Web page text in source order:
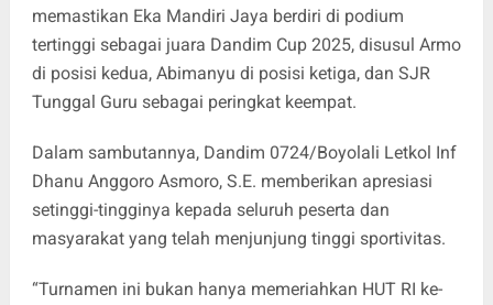
memastikan Eka Mandiri Jaya berdiri di podium
tertinggi sebagai juara Dandim Cup 2025, disusul Armo
di posisi kedua, Abimanyu di posisi ketiga, dan SJR
Tunggal Guru sebagai peringkat keempat.
Dalam sambutannya, Dandim 0724/Boyolali Letkol Inf
Dhanu Anggoro Asmoro, S.E. memberikan apresiasi
setinggi-tingginya kepada seluruh peserta dan
masyarakat yang telah menjunjung tinggi sportivitas.
“Turnamen ini bukan hanya memeriahkan HUT RI ke-